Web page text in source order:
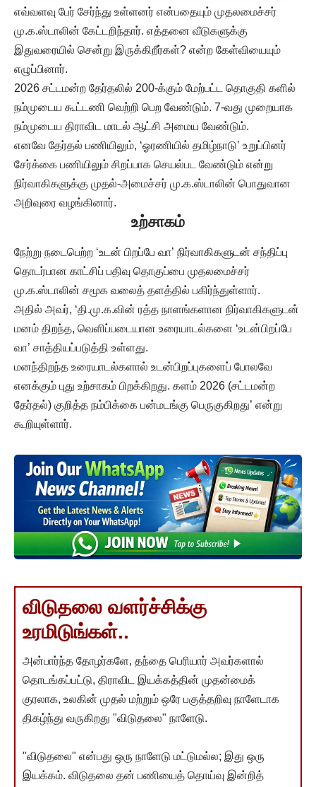
எவ்வளவு பேர் சேர்ந்து உள்ளனர் என்பதையும் முதலமைச்சர்
மு.க.ஸ்டாலின் கேட்டறிந்தார். எத்தனை வீடுகளுக்கு
இதுவரையில் சென்று இருக்கிறீர்கள்? என்ற கேள்வியையும்
எழுப்பினார்.
2026 சட்டமன்ற தேர்தலில் 200-க்கும் மேற்பட்ட தொகுதி களில்
நம்முடைய கூட்டணி வெற்றி பெற வேண்டும். 7-வது முறையாக
நம்முடைய திராவிட மாடல் ஆட்சி அமைய வேண்டும்.
எனவே தேர்தல் பணியிலும், ‘ஓரணியில் தமிழ்நாடு’ உறுப்பினர்
சேர்க்கை பணியிலும் சிறப்பாக செயல்பட வேண்டும் என்று
நிர்வாகிகளுக்கு முதல்-அமைச்சர் மு.க.ஸ்டாலின் பொதுவான
அறிவுரை வழங்கினார்.
உற்சாகம்
நேற்று நடைபெற்ற ‘உடன் பிறப்பே வா’ நிர்வாகிகளுடன் சந்திப்பு
தொடர்பான காட்சிப் பதிவு தொகுப்பை முதலமைச்சர்
மு.க.ஸ்டாலின் சமூக வலைத் தளத்தில் பகிர்ந்துள்ளார்.
அதில் அவர், ‘தி.மு.க.வின் ரத்த நாளங்களான நிர்வாகிகளுடன்
மனம் திறந்த, வெளிப்படையான உரையாடல்களை ‘உடன்பிறப்பே
வா’ சாத்தியப்படுத்தி உள்ளது.
மனந்திறந்த உரையாடல்களால் உடன்பிறப்புகளைப் போலவே
எனக்கும் புது உற்சாகம் பிறக்கிறது. களம் 2026 (சட்டமன்ற
தேர்தல்) குறித்த நம்பிக்கை பன்மடங்கு பெருகுகிறது’ என்று
கூறியுள்ளார்.
விடுதலை வளர்ச்சிக்கு
உரமிடுங்கள்..
அன்பார்ந்த தோழர்களே, தந்தை பெரியார் அவர்களால்
தொடங்கப்பட்டு, திராவிட இயக்கத்தின் முதன்மைக்
குரலாக, உலகின் முதல் மற்றும் ஒரே பகுத்தறிவு நாளேடாக
திகழ்ந்து வருகிறது "விடுதலை" நாளேடு.
"விடுதலை" என்பது ஒரு நாளேடு மட்டுமல்ல; இது ஒரு
இயக்கம். விடுதலை தன் பணியைத் தொய்வு இன்றித்